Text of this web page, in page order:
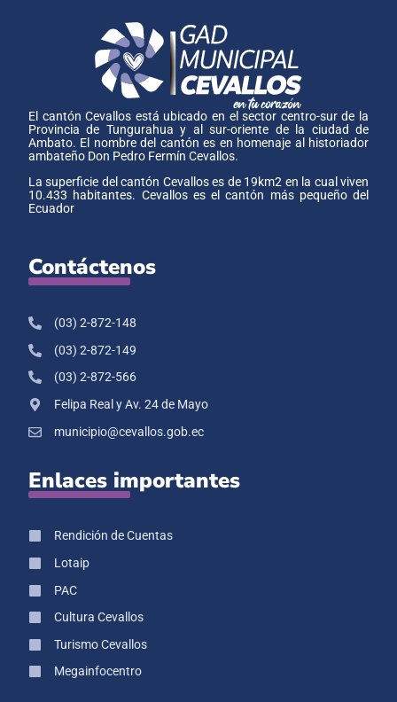
El cantón Cevallos está ubicado en el sector centro-sur de la
Provincia de Tungurahua y al sur-oriente de la ciudad de
Ambato. El nombre del cantón es en homenaje al historiador
ambateño Don Pedro Fermín Cevallos.
La superficie del cantón Cevallos es de 19km2 en la cual viven
10.433 habitantes. Cevallos es el cantón más pequeño del
Ecuador
Contáctenos
(03) 2-872-148
(03) 2-872-149
(03) 2-872-566
Felipa Real y Av. 24 de Mayo
municipio@cevallos.gob.ec
Enlaces importantes
Rendición de Cuentas
Lotaip
PAC
Cultura Cevallos
Turismo Cevallos
Megainfocentro